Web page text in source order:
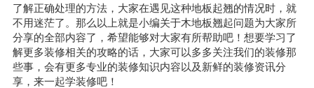
了解正确处理的方法，大家在遇见这种地板起翘的情况时，就
不用迷茫了。那么以上就是小编关于木地板翘起问题为大家所
分享的全部内容了，希望能够对大家有所帮助吧！想要学习了
解更多装修相关的攻略的话，大家可以多多关注我们的装修那
些事，会有更多专业的装修知识内容以及新鲜的装修资讯分
享，来一起学装修吧！